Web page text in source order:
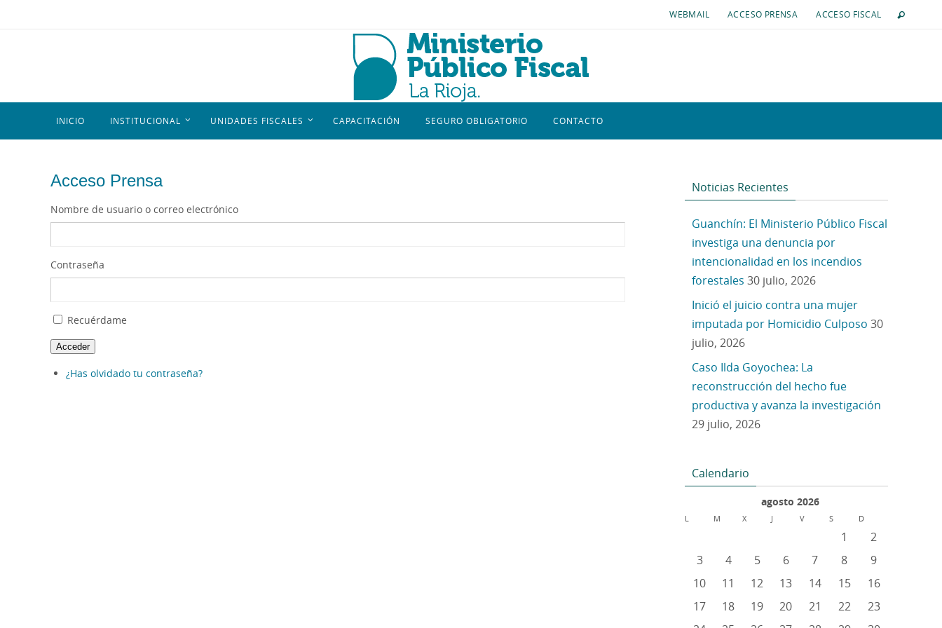
WEBMAIL ACCESO PRENSA ACCESO FISCAL
INICIO INSTITUCIONAL UNIDADES FISCALES CAPACITACIÓN SEGURO OBLIGATORIO CONTACTO
Acceso Prensa
Nombre de usuario o correo electrónico
Contraseña
Recuérdame
Acceder
¿Has olvidado tu contraseña?
Noticias Recientes
Guanchín: El Ministerio Público Fiscal
investiga una denuncia por
intencionalidad en los incendios
forestales 30 julio, 2026
Inició el juicio contra una mujer
imputada por Homicidio Culposo 30
julio, 2026
Caso Ilda Goyochea: La
reconstrucción del hecho fue
productiva y avanza la investigación
29 julio, 2026
Calendario
agosto 2026
L M X J V S D
1
2
3
4 5 6 7 8
9
10
11 12 13 14 15
16
17
18 19 20 21 22
23